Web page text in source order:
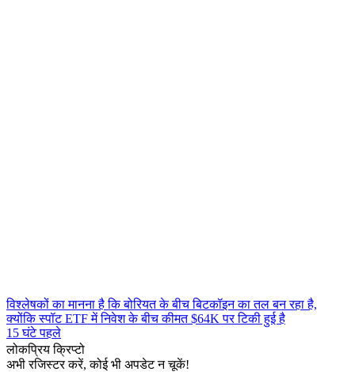
विश्लेषकों का मानना है कि बोरियत के बीच बिटकॉइन का तल बन रहा है,
क्योंकि स्पॉट ETF में निवेश के बीच कीमत $64K पर टिकी हुई है
15 घंटे पहले
लोकप्रिय क्रिप्टो
अभी रजिस्टर करें, कोई भी अपडेट न चूकें!